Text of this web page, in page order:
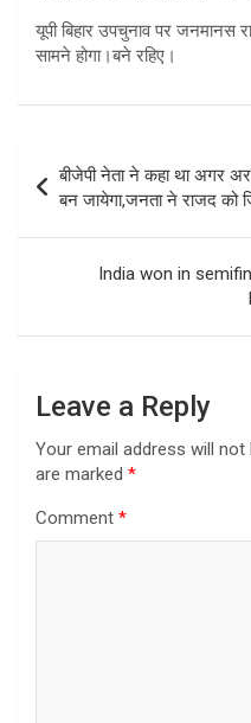
यूपी बिहार उपचुनाव पर
सामने होगा।बने रहिए।
Post
navigation
बीजेपी नेता ने कहा था अगर
बन जायेगा,जनता ने राजद को
India won in
Leave a Reply
Your email address will not
are marked *
Comment *